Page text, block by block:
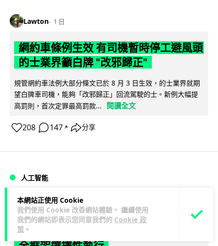
本網站正使用 Cookie
我們使用 Cookie 改善網站體驗。 繼續使用
我們的網站即表示您同意我們的 Cookie 政
策 。
Lawton 1 日
網約車條例生效 有司機暫時停工避風頭
的士業界籲白牌 "改邪歸正"
規管網約車法例大部分條文已於 8 月 3 日生效，的士業界就期
望白牌車司機，能夠「改邪歸正」回流駕駛的士。新例大幅提
高罰則，首次定罪最高罰款...
閱讀全文
208 147 ↗ 分享
人工智能
Lawton 1 日
白宮拒測中國開放 AI 模型 業界質疑安